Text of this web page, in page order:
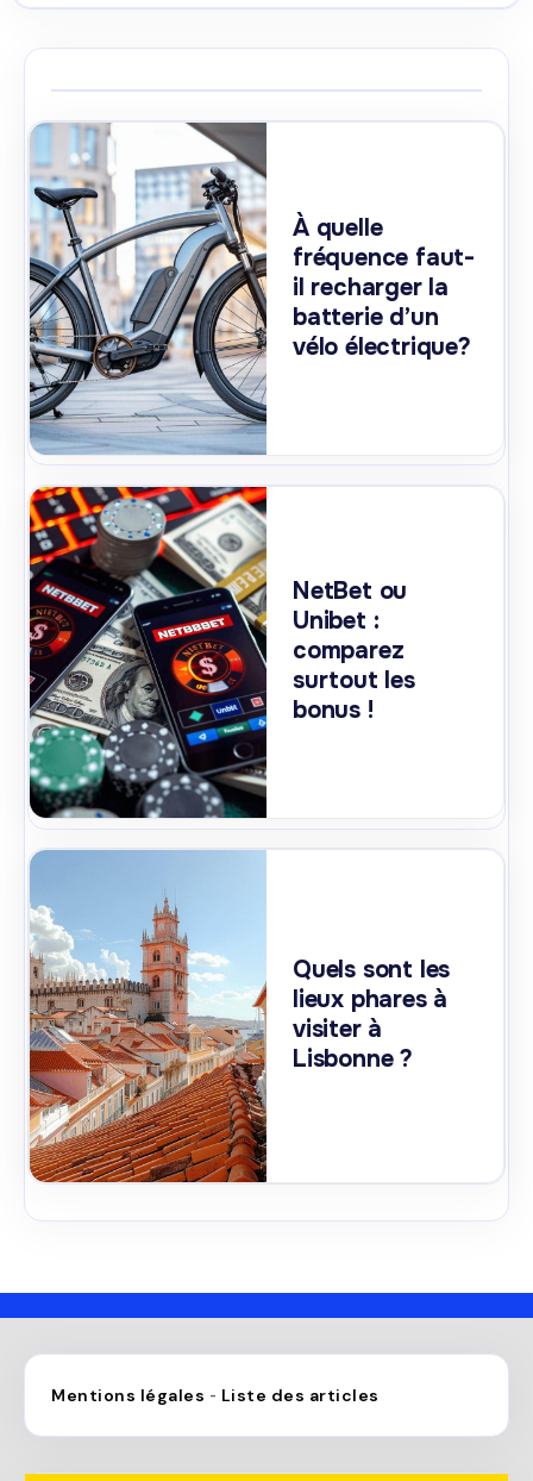
À quelle
fréquence faut-
il recharger la
batterie d’un
vélo électrique?
NetBet ou
Unibet :
comparez
surtout les
bonus !
Quels sont les
lieux phares à
visiter à
Lisbonne ?
Mentions légales - Liste des articles